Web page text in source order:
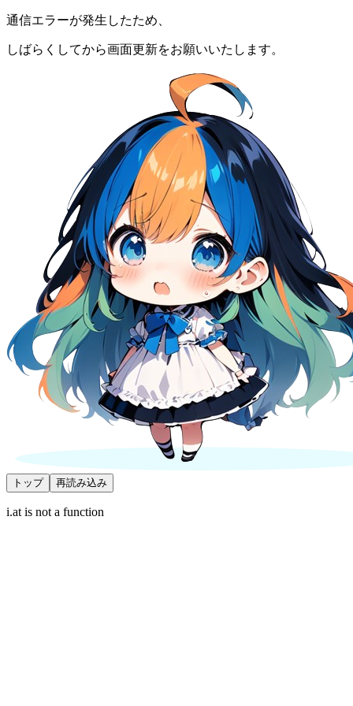
通信エラーが発生したため、
しばらくしてから画面更新をお願いいたします。
トップ 再読み込み
i.at is not a function